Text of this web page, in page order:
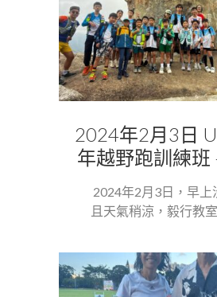
2024年2月3日
年越野跑訓練班
2024年2月3日，早上
且天氣稍涼，毅行教